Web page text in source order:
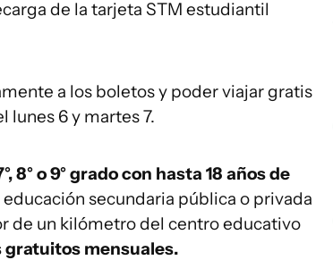
de la tarjeta STM estudiantil
a los boletos y poder viajar gratis
lunes 6 y martes 7.
8° o 9° grado con hasta 18 años de
educación secundaria pública o privada
de un kilómetro del centro educativo
gratuitos mensuales.